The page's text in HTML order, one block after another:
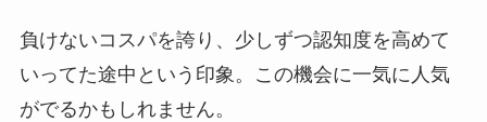
負けないコスパを誇り、少しずつ認知度を高めて
いってた途中という印象。この機会に一気に人気
がでるかもしれません。